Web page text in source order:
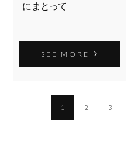
にまとって
SEE MORE
1 2 3